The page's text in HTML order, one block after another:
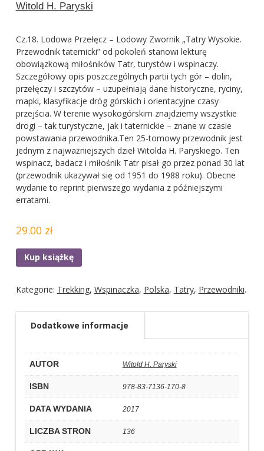
Witold H. Paryski
Cz.18. Lodowa Przełęcz – Lodowy Zwornik „Tatry Wysokie.
Przewodnik taternicki” od pokoleń stanowi lekturę
obowiązkową miłośników Tatr, turystów i wspinaczy.
Szczegółowy opis poszczególnych partii tych gór – dolin,
przełęczy i szczytów – uzupełniają dane historyczne, ryciny,
mapki, klasyfikacje dróg górskich i orientacyjne czasy
przejścia. W terenie wysokogórskim znajdziemy wszystkie
drogi – tak turystyczne, jak i taternickie – znane w czasie
powstawania przewodnika.Ten 25-tomowy przewodnik jest
jednym z najważniejszych dzieł Witolda H. Paryskiego. Ten
wspinacz, badacz i miłośnik Tatr pisał go przez ponad 30 lat
(przewodnik ukazywał się od 1951 do 1988 roku). Obecne
wydanie to reprint pierwszego wydania z późniejszymi
erratami.
29.00 zł
Kup książkę
Kategorie: Trekking, Wspinaczka, Polska, Tatry, Przewodniki.
Dodatkowe informacje
AUTOR Witold H. Paryski
ISBN 978-83-7136-170-8
DATA WYDANIA 2017
LICZBA STRON 136